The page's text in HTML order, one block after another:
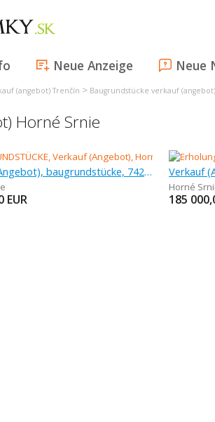
Neue Anzeige Neue
(angebot) Trenčín > Baugrundstücke verkauf
Horné Srnie
Verkauf (Angebot), baugrundstücke, 742 m
EUR
Horné
185